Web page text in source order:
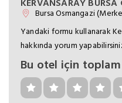
Bursa Osmangazi
Yandaki formu kullanarak
hakkında yorum
Bu otel için toplam